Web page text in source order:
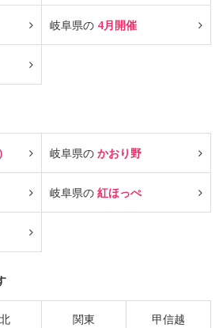
岐阜県の 4月開催
岐阜県の かおり野
岐阜県の 紅ほっぺ
関東 甲信越